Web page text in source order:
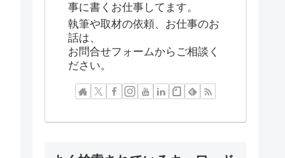
事に書くお仕事してます。
執筆や取材の依頼、お仕事のお
話は、
お問合せフォームからご相談く
ださい。